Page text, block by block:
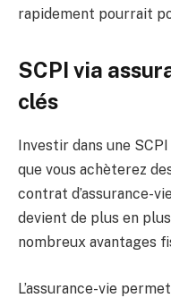
rapidement pourrait
SCPI via
clés
Investir dans une
que vous achèterez
contrat d’assurance-
devient de plus en
nombreux avantages
L’assurance-vie